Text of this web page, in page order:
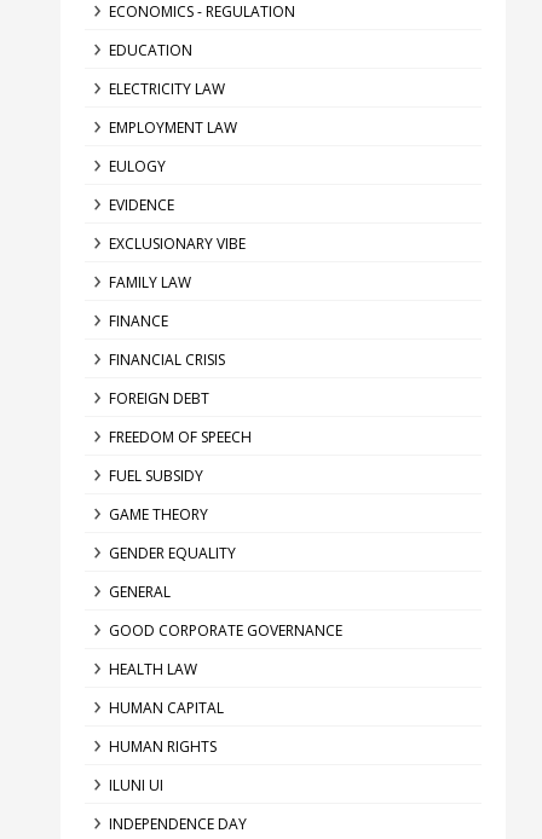
ECONOMICS - REGULATION
EDUCATION
ELECTRICITY LAW
EMPLOYMENT LAW
EULOGY
EVIDENCE
EXCLUSIONARY VIBE
FAMILY LAW
FINANCE
FINANCIAL CRISIS
FOREIGN DEBT
FREEDOM OF SPEECH
FUEL SUBSIDY
GAME THEORY
GENDER EQUALITY
GENERAL
GOOD CORPORATE GOVERNANCE
HEALTH LAW
HUMAN CAPITAL
HUMAN RIGHTS
ILUNI UI
INDEPENDENCE DAY